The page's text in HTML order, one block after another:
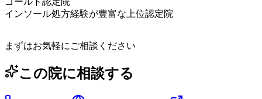
インソール処方経験が豊富な上位認定院
まずはお気軽にご相談ください
この院に相談する